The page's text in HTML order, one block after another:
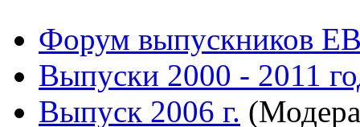
Форум выпускников
Выпуски 2000 - 2011
Выпуск 2006 г.